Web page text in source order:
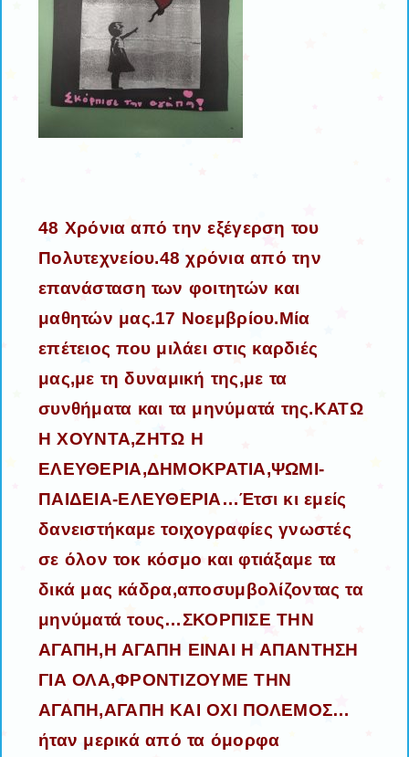
48 Χρόνια από την εξέγερση του
Πολυτεχνείου.48 χρόνια από την
επανάσταση των φοιτητών και
μαθητών μας.17 Νοεμβρίου.Μία
επέτειος που μιλάει στις καρδιές
μας,με τη δυναμική της,με τα
συνθήματα και τα μηνύματά της.ΚΑΤΩ
Η ΧΟΥΝΤΑ,ΖΗΤΩ Η
ΕΛΕΥΘΕΡΙΑ,ΔΗΜΟΚΡΑΤΙΑ,ΨΩΜΙ-
ΠΑΙΔΕΙΑ-ΕΛΕΥΘΕΡΙΑ…Έτσι κι εμείς
δανειστήκαμε τοιχογραφίες γνωστές
σε όλον τοκ κόσμο και φτιάξαμε τα
δικά μας κάδρα,αποσυμβολίζοντας τα
μηνύματά τους…ΣΚΟΡΠΙΣΕ ΤΗΝ
ΑΓΑΠΗ,Η ΑΓΑΠΗ ΕΙΝΑΙ Η ΑΠΑΝΤΗΣΗ
ΓΙΑ ΟΛΑ,ΦΡΟΝΤΙΖΟΥΜΕ ΤΗΝ
ΑΓΑΠΗ,ΑΓΑΠΗ ΚΑΙ ΟΧΙ ΠΟΛΕΜΟΣ…
ήταν μερικά από τα όμορφα